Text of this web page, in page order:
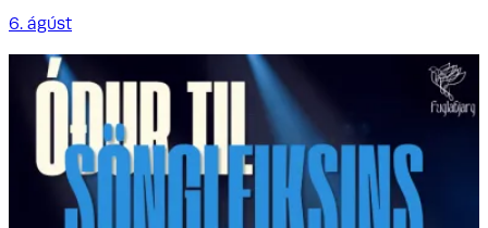
6. ágúst